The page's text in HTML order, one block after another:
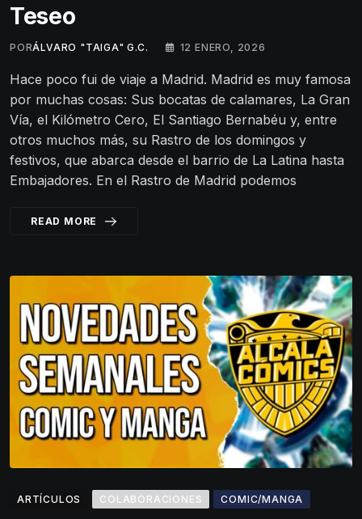
Teseo
PORÁLVARO "TAIGA" G.C. 12 ENERO, 2026
Hace poco fui de viaje a Madrid. Madrid es muy famosa
por muchas cosas: Sus bocatas de calamares, La Gran
Vía, el Kilómetro Cero, El Santiago Bernabéu y, entre
otros muchos más, su Rastro de los domingos y
festivos, que abarca desde el barrio de La Latina hasta
Embajadores. En el Rastro de Madrid podemos
READ MORE
ARTÍCULOS COLABORACIONES COMIC/MANGA